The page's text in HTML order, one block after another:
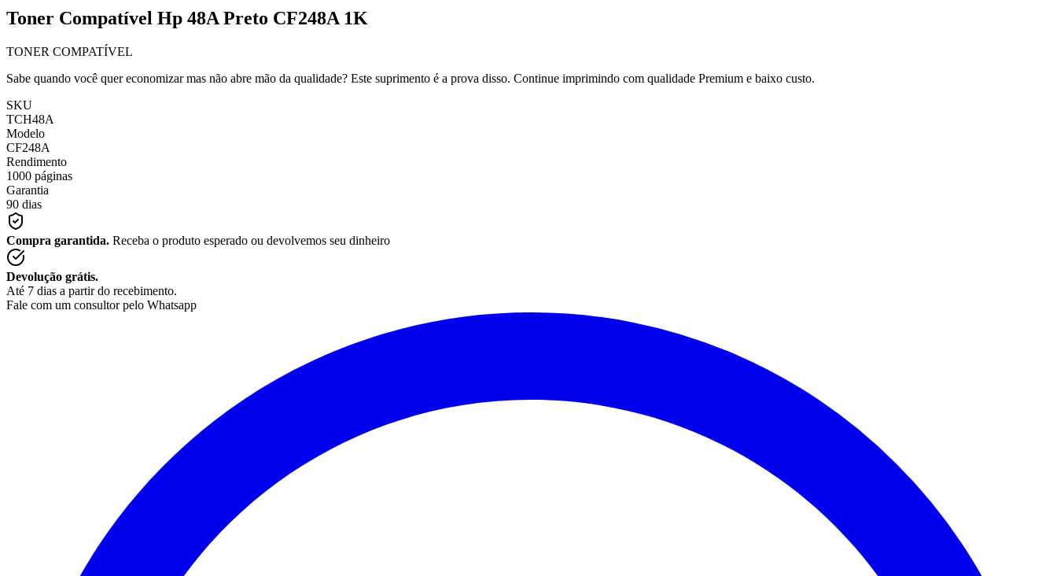
Toner Compatível Hp 48A Preto CF248A 1K
TONER COMPATÍVEL
Sabe quando você quer economizar mas não abre mão da qualidade? Este suprimento é a prova disso. Continue imprimindo com qualidade Premium e baixo custo.
SKU
TCH48A
Modelo
CF248A
Rendimento
1000 páginas
Garantia
90 dias
Compra garantida. Receba o produto esperado ou devolvemos seu dinheiro
Devolução grátis.
Até 7 dias a partir do recebimento.
Fale com um consultor pelo Whatsapp